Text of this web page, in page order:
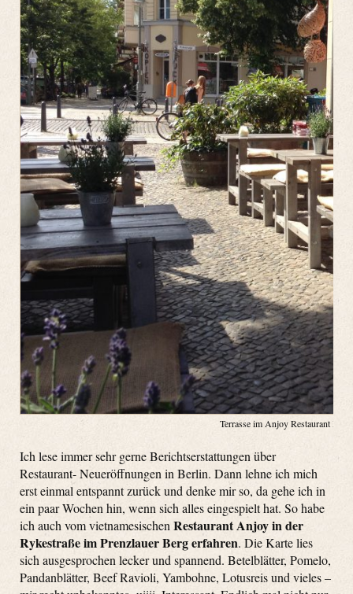
Terrasse im Anjoy Restaurant
Ich lese immer sehr gerne Berichtserstattungen über
Restaurant- Neueröffnungen in Berlin. Dann lehne ich mich
erst einmal entspannt zurück und denke mir so, da gehe ich in
ein paar Wochen hin, wenn sich alles eingespielt hat. So habe
ich auch vom vietnamesischen Restaurant Anjoy in der
Rykestraße im Prenzlauer Berg erfahren. Die Karte lies
sich ausgesprochen lecker und spannend. Betelblätter, Pomelo,
Pandanblätter, Beef Ravioli, Yambohne, Lotusreis und vieles –